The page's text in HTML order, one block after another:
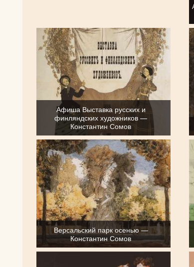
Афиша Выставка русских и
финляндских художников —
Константин Сомов
Версальский парк осенью —
Константин Сомов